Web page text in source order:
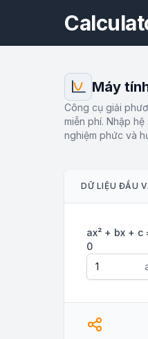
Máy
Công cụ giải
miễn phí. Nhập
nghiệm phức và
DỮ LIỆU ĐẦU
ax² + bx + c
0